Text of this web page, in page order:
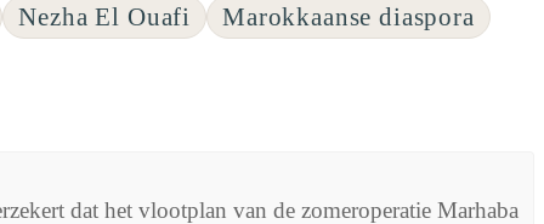
Nezha El Ouafi
Marokkaanse diaspora
dat het vlootplan van de zomeroperatie Marhaba